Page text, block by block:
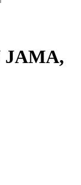
JAMA,